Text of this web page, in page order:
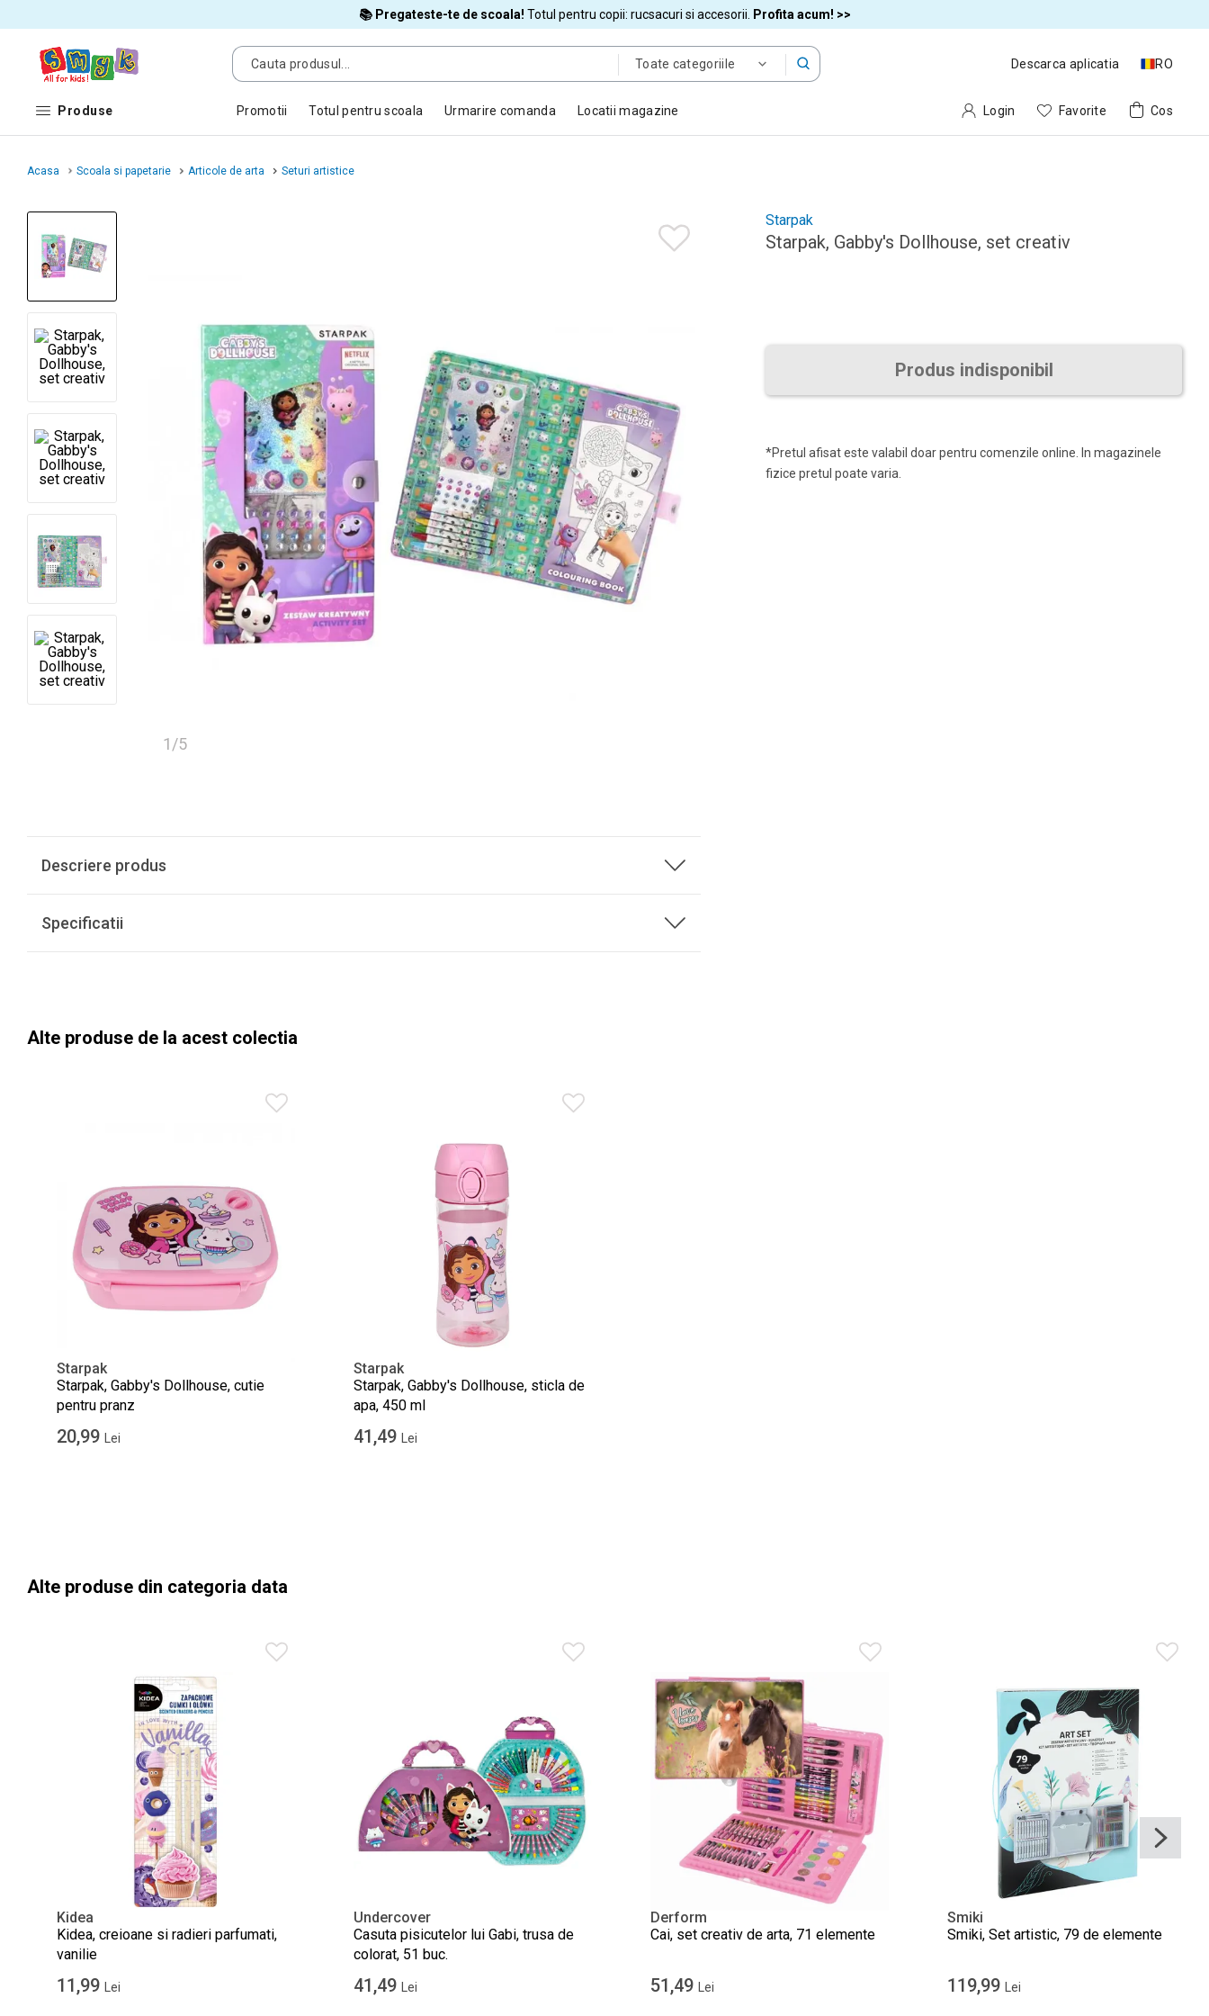
📚 Pregateste-te de scoala! Totul pentru copii: rucsacuri si accesorii. Profita acum! >>
Toate categoriile Descarca aplicatia RO
Produse Promotii Totul pentru scoala Urmarire comanda Locatii magazine Login Favorite Cos
Acasa Scoala si papetarie Articole de arta Seturi artistice
1/5
Descriere produs
Specificatii
Starpak
Starpak, Gabby's Dollhouse, set creativ
Produs indisponibil
*Pretul afisat este valabil doar pentru comenzile online. In magazinele
fizice pretul poate varia.
Alte produse de la acest colectia
Starpak
Starpak, Gabby's Dollhouse, cutie
pentru pranz
20,99 Lei
Starpak
Starpak, Gabby's Dollhouse, sticla de
apa, 450 ml
41,49 Lei
Alte produse din categoria data
Kidea
Kidea, creioane si radieri parfumati,
vanilie
11,99 Lei
Undercover
Casuta pisicutelor lui Gabi, trusa de
colorat, 51 buc.
41,49 Lei
Derform
Cai, set creativ de arta, 71 elemente
51,49 Lei
Smiki
Smiki, Set artistic, 79 de elemente
119,99 Lei